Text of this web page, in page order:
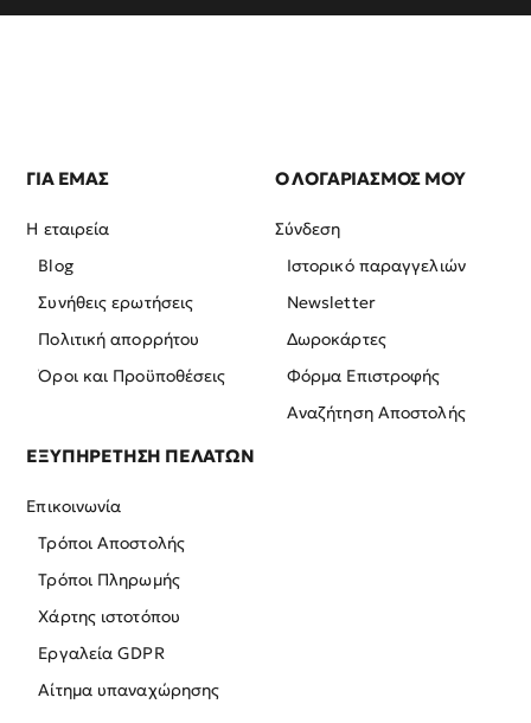
ΓΙΑ ΕΜΑΣ
Η εταιρεία
Blog
Συνήθεις ερωτήσεις
Πολιτική απορρήτου
Όροι και Προϋποθέσεις
Ο ΛΟΓΑΡΙΑΣΜΟΣ ΜΟΥ
Σύνδεση
Ιστορικό παραγγελιών
Newsletter
Δωροκάρτες
Φόρμα Επιστροφής
Αναζήτηση Αποστολής
ΕΞΥΠΗΡΕΤΗΣΗ ΠΕΛΑΤΩΝ
Επικοινωνία
Τρόποι Αποστολής
Τρόποι Πληρωμής
Χάρτης ιστοτόπου
Εργαλεία GDPR
Αίτημα υπαναχώρησης